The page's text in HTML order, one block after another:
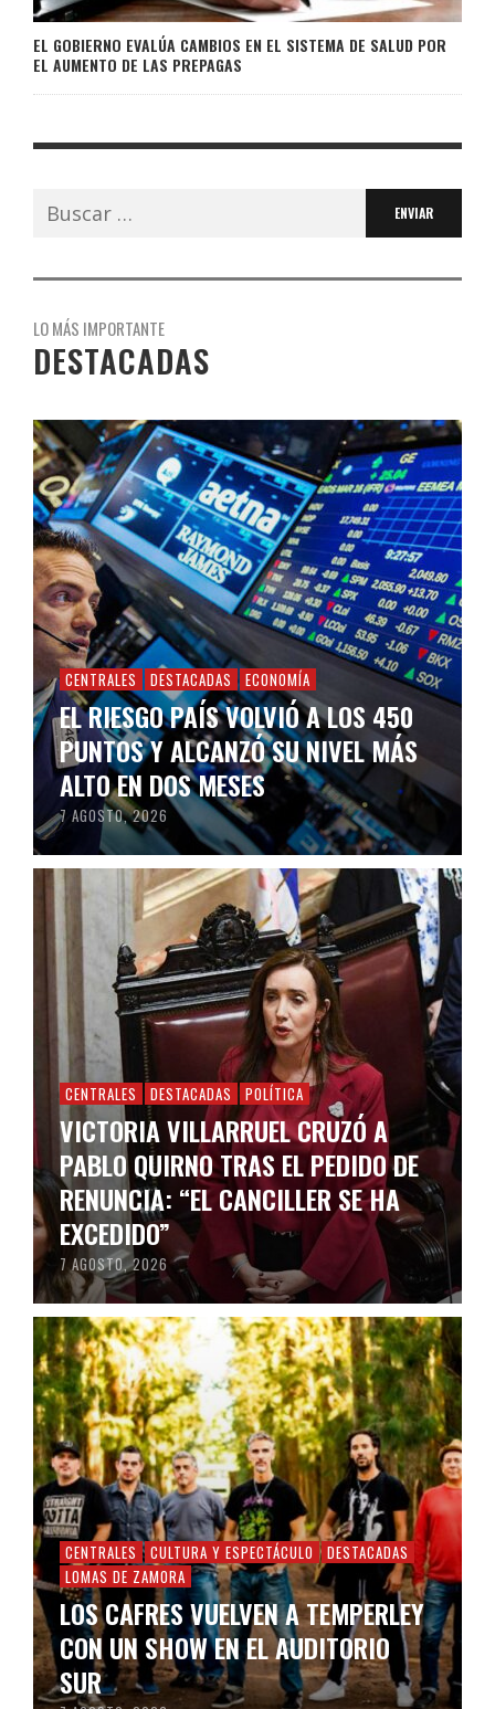
EL GOBIERNO EVALÚA CAMBIOS EN EL SISTEMA DE SALUD POR
EL AUMENTO DE LAS PREPAGAS
Buscar:
LO MÁS IMPORTANTE
DESTACADAS
CENTRALES DESTACADAS ECONOMÍA
EL RIESGO PAÍS VOLVIÓ A LOS 450
PUNTOS Y ALCANZÓ SU NIVEL MÁS
ALTO EN DOS MESES
7 AGOSTO, 2026
CENTRALES DESTACADAS POLÍTICA
VICTORIA VILLARRUEL CRUZÓ A
PABLO QUIRNO TRAS EL PEDIDO DE
RENUNCIA: “EL CANCILLER SE HA
EXCEDIDO”
7 AGOSTO, 2026
CENTRALES CULTURA Y ESPECTÁCULO
DESTACADAS
LOMAS DE ZAMORA
LOS CAFRES VUELVEN A TEMPERLEY
CON UN SHOW EN EL AUDITORIO
SUR